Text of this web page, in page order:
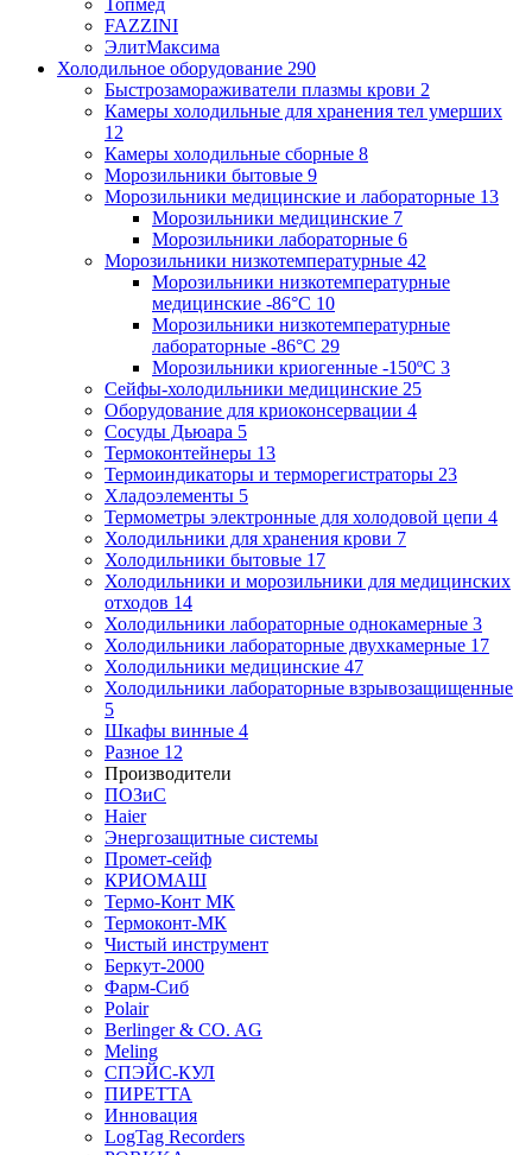
FAZZINI
ЭлитМаксима
Холодильное оборудование 290
Быстрозамораживатели плазмы крови 2
Камеры холодильные для хранения тел умерших
12
Камеры холодильные сборные 8
Морозильники бытовые 9
Морозильники медицинские и лабораторные 13
Морозильники медицинские 7
Морозильники лабораторные 6
Морозильники низкотемпературные 42
Морозильники низкотемпературные
медицинские -86°С 10
Морозильники низкотемпературные
лабораторные -86°С 29
Морозильники криогенные -150ºC 3
Сейфы-холодильники медицинские 25
Оборудование для криоконсервации 4
Сосуды Дьюара 5
Термоконтейнеры 13
Термоиндикаторы и терморегистраторы 23
Хладоэлементы 5
Термометры электронные для холодовой цепи 4
Холодильники для хранения крови 7
Холодильники бытовые 17
Холодильники и морозильники для медицинских
отходов 14
Холодильники лабораторные однокамерные 3
Холодильники лабораторные двухкамерные 17
Холодильники медицинские 47
Холодильники лабораторные взрывозащищенные
5
Шкафы винные 4
Разное 12
Производители
ПОЗиС
Haier
Энергозащитные системы
Промет-сейф
КРИОМАШ
Термо-Конт МК
Термоконт-МК
Чистый инструмент
Беркут-2000
Фарм-Сиб
Polair
Berlinger & CO. AG
Meling
СПЭЙС-КУЛ
ПИРЕТТА
Инновация
LogTag Recorders